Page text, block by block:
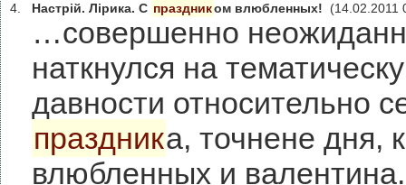
4. Настрій. Лірика. С праздником влюбленных! (14.02.2011
…совершенно
наткнулся на
давности относительно
праздника, точнене дня,
влюбленных и